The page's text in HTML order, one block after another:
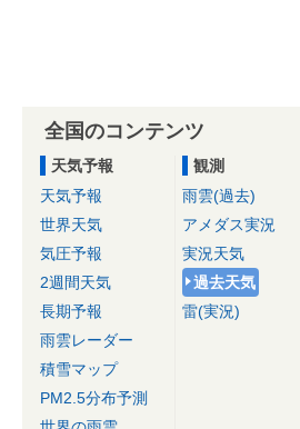
全国のコンテンツ
天気予報
天気予報
世界天気
気圧予報
2週間天気
長期予報
雨雲レーダー
積雪マップ
PM2.5分布予測
観測
雨雲(過去)
アメダス実況
実況天気
過去天気
雷(実況)